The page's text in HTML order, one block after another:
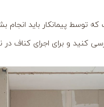
توسط پیمانکار باید انجام
کنید و برای اجرای کناف